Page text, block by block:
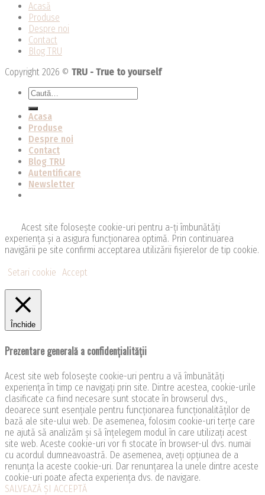
Acasă
Produse
Despre noi
Contact
Blog TRU
Copyright 2026 © TRU - True to yourself
Caută
Acasa
Produse
Despre noi
Contact
Blog TRU
Autentificare
Newsletter
Acest site folosește cookie-uri pentru a-ți îmbunătăți
experiența și a asigura funcționarea optimă. Prin continuarea
navigării pe site confirmi acceptarea utilizării fişierelor de tip cookie.
Setari cookie Accept
Închide
Prezentare generală a confidențialității
Acest site web folosește cookie-uri pentru a vă îmbunătăți
experiența în timp ce navigați prin site. Dintre acestea, cookie-urile
clasificate ca fiind necesare sunt stocate în browserul dvs.,
deoarece sunt esențiale pentru funcționarea funcționalităților de
bază ale site-ului web. De asemenea, folosim cookie-uri terțe care
ne ajută să analizăm și să înțelegem modul în care utilizați acest
site web. Aceste cookie-uri vor fi stocate în browser-ul dvs. numai
cu acordul dumneavoastră. De asemenea, aveți opțiunea de a
renunța la aceste cookie-uri. Dar renunțarea la unele dintre aceste
cookie-uri poate afecta experiența dvs. de navigare.
SALVEAZĂ ȘI ACCEPTĂ